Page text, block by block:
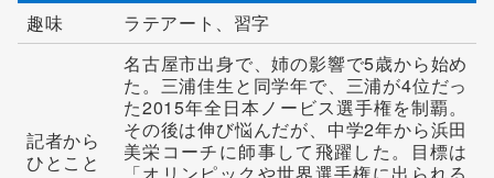
趣味
ラテアート、習字
記者から
ひとこと
名古屋市出身で、姉の影響で5歳から始め
た。三浦佳生と同学年で、三浦が4位だっ
た2015年全日本ノービス選手権を制覇。
その後は伸び悩んだが、中学2年から浜田
美栄コーチに師事して飛躍した。目標は